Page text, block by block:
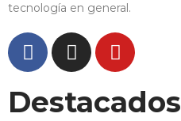
tecnología en general.
Destacados